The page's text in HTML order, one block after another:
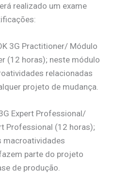
realizado um exame
3G Practitioner/ Módulo
(12 horas); neste módulo
relacionadas
projeto de mudança.
Expert Professional/
Professional (12 horas);
macroatividades
parte do projeto
de produção.